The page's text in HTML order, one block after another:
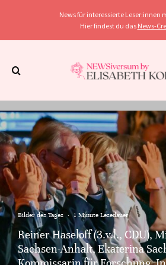
News für interessierte Leser:innen
Hier findest du das News-
Bilder des Tages · 1 Minute Lesedauer
Reiner Haseloff (3.v.l., CDU),
Sachsen-Anhalt, Ekaterina